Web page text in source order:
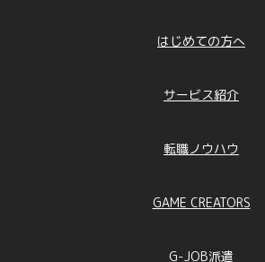
はじめての方へ
サービス紹介
転職ノウハウ
GAME CREATORS
G-JOB派遣